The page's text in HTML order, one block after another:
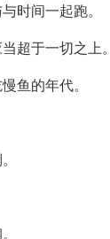
时间一起跑。
超于一切之上。
鱼的年代。